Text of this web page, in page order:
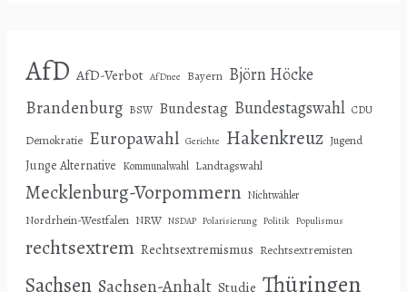
AfD AfD-Verbot AfDnee Bayern Björn Höcke
Brandenburg BSW Bundestag Bundestagswahl CDU
Demokratie Europawahl Gerichte Hakenkreuz Jugend
Junge Alternative Kommunalwahl Landtagswahl
Mecklenburg-Vorpommern Nichtwähler
Nordrhein-Westfalen NRW NSDAP Polarisierung Politik Populismus
rechtsextrem Rechtsextremismus Rechtsextremisten
Sachsen Sachsen-Anhalt Studie Thüringen